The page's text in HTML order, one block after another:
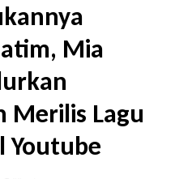
Bulan Penjara
Internasional WSO,
Lewat Webinar
Mia
Merilis Lagu
Youtube